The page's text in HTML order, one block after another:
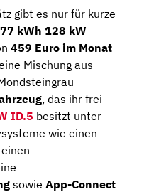
gibt es nur für kurze
kWh 128 kW
459 Euro im Monat
Mischung aus
, das ihr frei
ID.5 besitzt unter
wie einen
einen
sowie App-Connect